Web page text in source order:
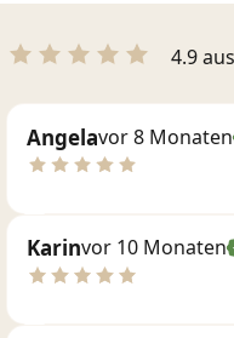
4.9
Angelavor 8 Monaten
Karinvor 10 Monaten